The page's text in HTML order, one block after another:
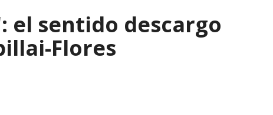
el sentido descargo
Flores